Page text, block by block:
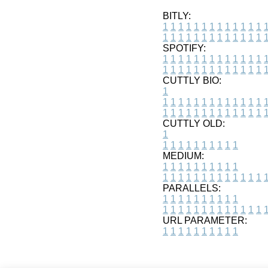
BITLY:
1 1 1 1 1 1 1 1 1 1 1 1 1 1
1 1 1 1 1 1 1 1 1 1 1 1 1 1
SPOTIFY:
1 1 1 1 1 1 1 1 1 1 1 1 1 1
1 1 1 1 1 1 1 1 1 1 1 1 1 1
CUTTLY BIO:
1
1 1 1 1 1 1 1 1 1 1 1 1 1 1
1 1 1 1 1 1 1 1 1 1 1 1 1 1
CUTTLY OLD:
1
1 1 1 1 1 1 1 1 1 1
MEDIUM:
1 1 1 1 1 1 1 1 1 1
1 1 1 1 1 1 1 1 1 1 1 1 1 1
PARALLELS:
1 1 1 1 1 1 1 1 1 1
1 1 1 1 1 1 1 1 1 1 1 1 1 1
URL PARAMETER:
1 1 1 1 1 1 1 1 1 1